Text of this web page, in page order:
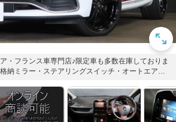
フランス車専門店♪限定車も多数在庫しておりま
ミラー・ステアリングスイッチ・オートエアコ